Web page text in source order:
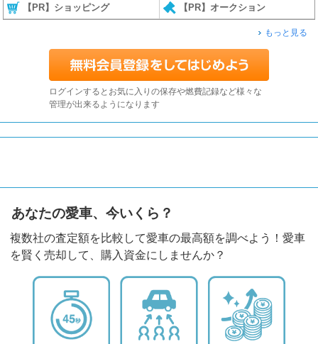
【PR】ショッピング 【PR】オークション
もっと見る
ログインするとお気に入りの保存や燃費記録など様々な
管理が出来るようになります
あなたの愛車、今いくら？
複数社の査定額を比較して愛車の最高額を調べよう！愛車
を賢く売却して、購入資金にしませんか？